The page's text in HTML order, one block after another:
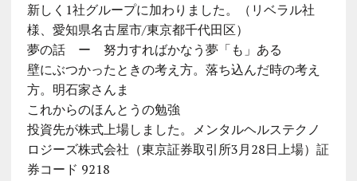
新しく1社グループに加わりました。（リベラル社
様、愛知県名古屋市/東京都千代田区）
夢の話 ー 努力すればかなう夢「も」ある
壁にぶつかったときの考え方。落ち込んだ時の考え
方。明石家さんま
これからのほんとうの勉強
投資先が株式上場しました。メンタルヘルステクノ
ロジーズ株式会社（東京証券取引所3月28日上場）証
券コード 9218